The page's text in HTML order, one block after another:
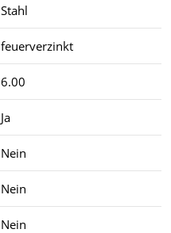
Stahl
feuerverzinkt
6.00
Ja
Nein
Nein
Nein